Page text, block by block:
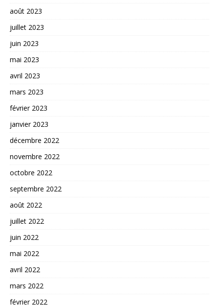
août 2023
juillet 2023
juin 2023
mai 2023
avril 2023
mars 2023
février 2023
janvier 2023
décembre 2022
novembre 2022
octobre 2022
septembre 2022
août 2022
juillet 2022
juin 2022
mai 2022
avril 2022
mars 2022
février 2022